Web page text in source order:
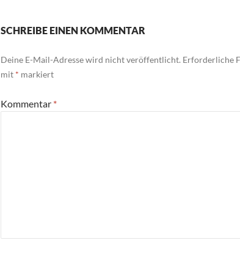
SCHREIBE EINEN KOMMENTAR
Deine E-Mail-Adresse wird nicht veröffentlicht. Erforderliche
mit * markiert
Kommentar *